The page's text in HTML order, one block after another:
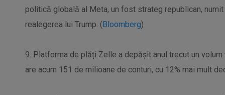
politică globală al Meta, un fost strateg republican,
realegerea lui Trump. (Bloomberg)
9. Platforma de plăți Zelle a depășit anul trecut un
are acum 151 de milioane de conturi, cu 12% mai mult